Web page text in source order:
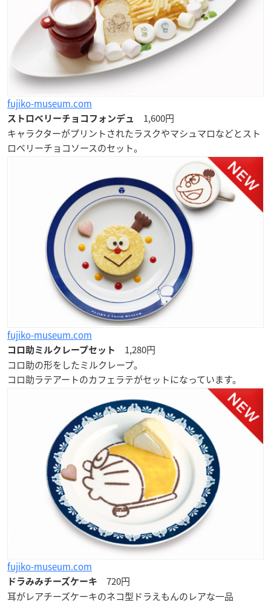
fujiko-museum.com
ストロベリーチョコフォンデュ
1,600円
キャラクターがプリントされたラスクやマシュマロなどとスト
ロベリーチョコソースのセット。
fujiko-museum.com
コロ助ミルクレープセット
1,280円
コロ助の形をしたミルクレープ。
コロ助ラテアートのカフェラテがセットになっています。
fujiko-museum.com
ドラみみチーズケーキ
720円
耳がレアチーズケーキのネコ型ドラえもんのレアな一品